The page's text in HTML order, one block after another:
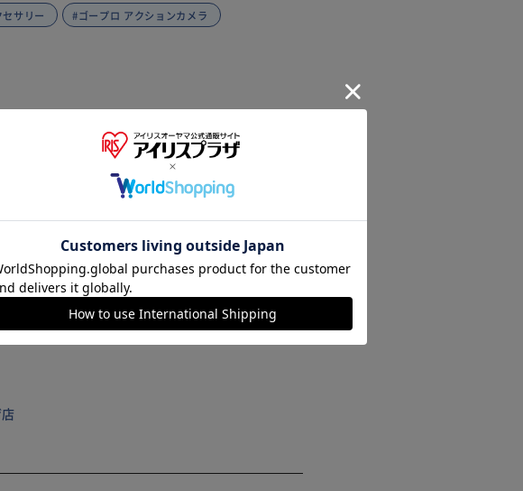
サリー #ゴープロ アクションカメラ
マホを首に掛けるアクセサリーです。ユーチュ
させて、自分目線で映像を撮ることができま
している時、手でカメラを持たなくても撮影で
。 対応機種：
カメラ(コネクターが必要
GoProやスマホを首から下げて撮影が可能に。
ご了承ください。
※ご確認ください